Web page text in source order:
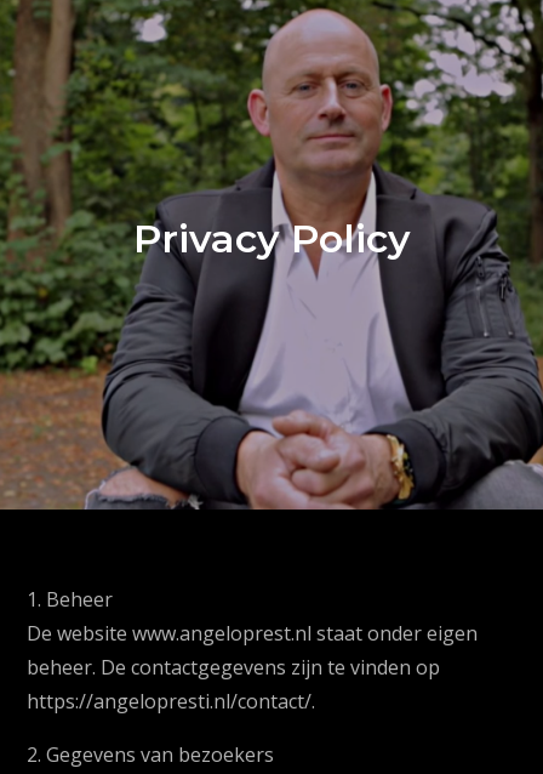
Privacy Policy
1. Beheer
De website www.angeloprest.nl staat onder eigen
beheer. De contactgegevens zijn te vinden op
https://angelopresti.nl/contact/.
2. Gegevens van bezoekers